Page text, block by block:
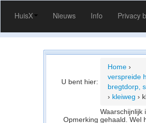
HuisX Nieuws Info Privacy
U bent hier:
Home ›
verspreide
bregtdorp,
› kleiweg ›
Opmerking
Waarschijnlijk
gehaald. Wel